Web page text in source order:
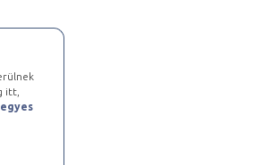
itt,
egyes